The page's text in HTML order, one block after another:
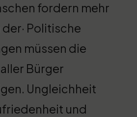
fordern mehr
Politische
müssen die
Bürger
Ungleichheit
und